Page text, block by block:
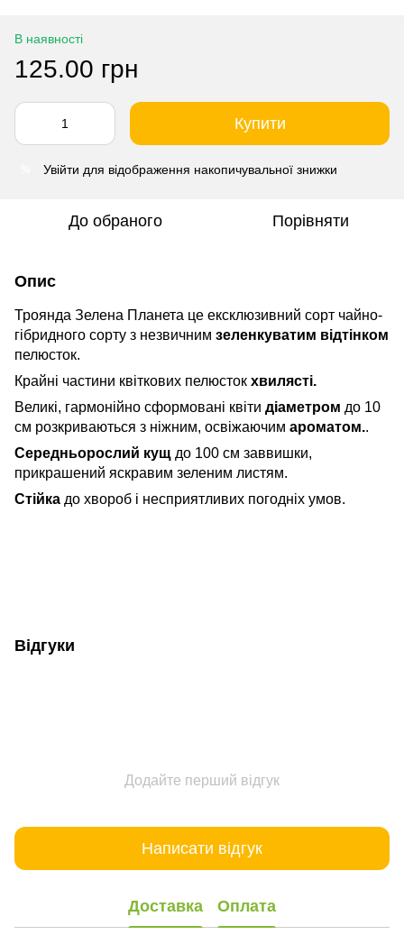
В наявності
125.00 грн
Купити
Увійти для відображення накопичувальної знижки
До обраного Порівняти
Опис
Троянда Зелена Планета це ексклюзивний сорт чайно-
гібридного сорту з незвичним зеленкуватим відтінком
пелюсток.
Крайні частини квіткових пелюсток хвилясті.
Великі, гармонійно сформовані квіти діаметром до 10
см розкриваються з ніжним, освіжаючим ароматом..
Середньорослий кущ до 100 см заввишки,
прикрашений яскравим зеленим листям.
Стійка до хвороб і несприятливих погодніх умов.
Відгуки
Додайте перший відгук
Написати відгук
Доставка Оплата